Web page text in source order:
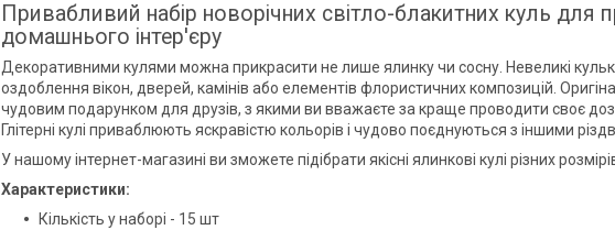
Привабливий набір новорічних світло-блакитних куль для
домашнього інтер'єру
Декоративними кулями можна прикрасити не лише ялинку чи сосну. Невеликі
оздоблення вікон, дверей, камінів або елементів флористичних композицій.
чудовим подарунком для друзів, з якими ви вважаєте за краще проводити своє
Глітерні кулі приваблюють яскравістю кольорів і чудово поєднуються з іншими
У нашому інтернет-магазині ви зможете підібрати якісні ялинкові кулі різних
Характеристики:
Кількість у наборі - 15 шт